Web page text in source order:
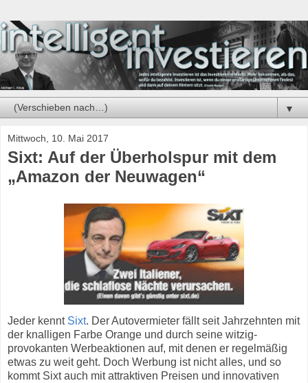
▼
Mittwoch, 10. Mai 2017
Sixt: Auf der Überholspur mit dem
„Amazon der Neuwagen“
Jeder kennt Sixt. Der Autovermieter fällt seit Jahrzehnten mit
der knalligen Farbe Orange und durch seine witzig-
provokanten Werbeaktionen auf, mit denen er regelmäßig
etwas zu weit geht. Doch Werbung ist nicht alles, und so
kommt Sixt auch mit attraktiven Preisen und innovativen